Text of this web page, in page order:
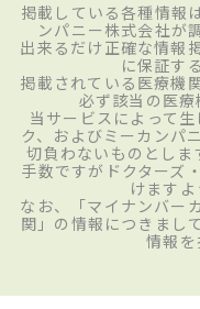
掲載している各種情報
ンパニー株式会社が
出来るだけ正確な情報
に保証す
掲載されている医療機
必ず該当の医療
当サービスによって
ク、およびミーカンパ
切負わないものとし
手数ですがドクターズ
けますよ
なお、「マイナンバー
関」の情報につきまし
情報を